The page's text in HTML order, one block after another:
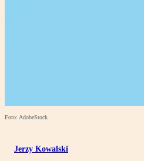
Foto: AdobeStock
Jerzy Kowalski